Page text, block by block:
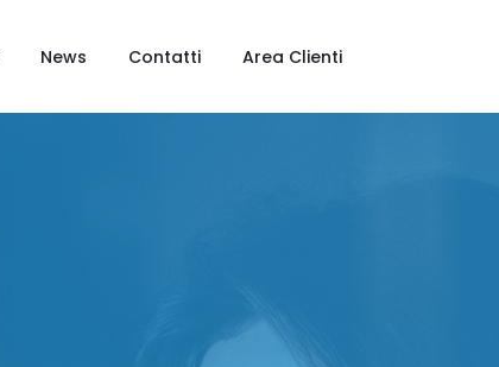
News Contatti Area Clienti